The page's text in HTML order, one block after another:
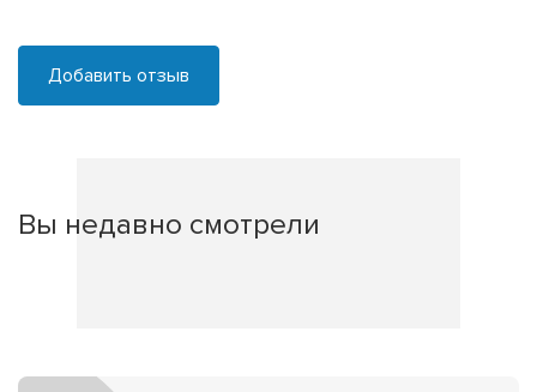
Добавить отзыв
Вы недавно смотрели